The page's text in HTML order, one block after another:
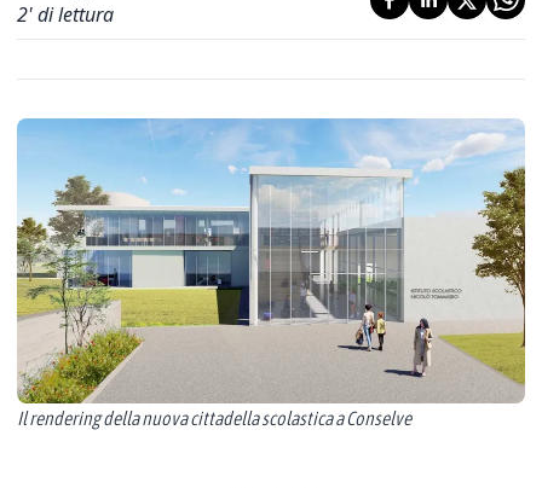
2' di lettura
Il rendering della nuova cittadella scolastica a Conselve